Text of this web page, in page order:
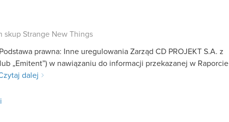
skup Strange New Things
prawna: Inne uregulowania Zarząd CD PROJEKT S.A. z
„Emitent”) w nawiązaniu do informacji przekazanej w Raporcie
dalej